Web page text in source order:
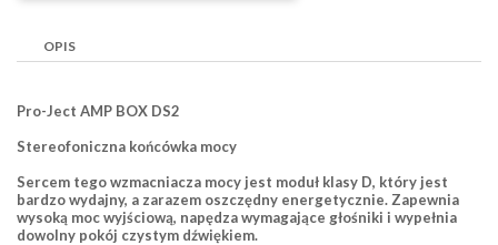
OPIS
Pro-Ject AMP BOX DS2
Stereofoniczna końcówka mocy
Sercem tego wzmacniacza mocy jest moduł klasy D, który jest
bardzo wydajny, a zarazem oszczędny energetycznie. Zapewnia
wysoką moc wyjściową, napędza wymagające głośniki i wypełnia
dowolny pokój czystym dźwiękiem.